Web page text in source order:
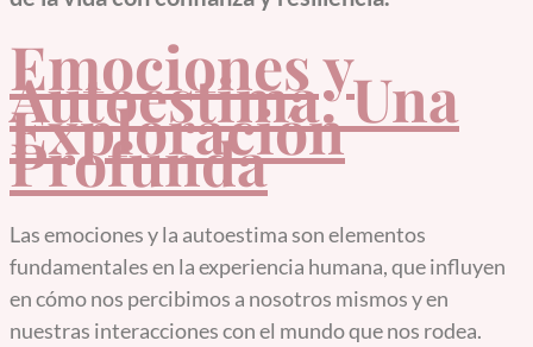
Emociones y
Autoestima: Una
Exploración
Profunda
Las emociones y la autoestima son elementos
fundamentales en la experiencia humana, que influyen
en cómo nos percibimos a nosotros mismos y en
nuestras interacciones con el mundo que nos rodea.